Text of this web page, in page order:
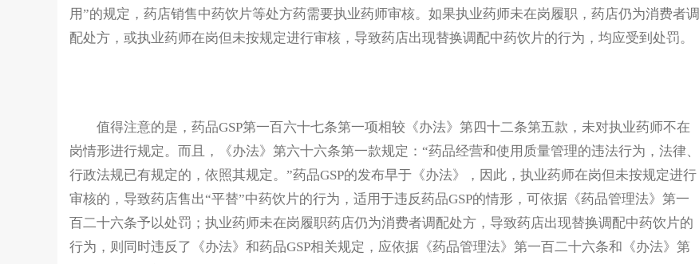
用”的规定，药店销售中药饮片等处方药需要执业药师审核。如果执业药师未在岗履职，药店仍为消费者调
配处方，或执业药师在岗但未按规定进行审核，导致药店出现替换调配中药饮片的行为，均应受到处罚。
值得注意的是，药品GSP第一百六十七条第一项相较《办法》第四十二条第五款，未对执业药师不在
岗情形进行规定。而且，《办法》第六十六条第一款规定：“药品经营和使用质量管理的违法行为，法律、
行政法规已有规定的，依照其规定。”药品GSP的发布早于《办法》，因此，执业药师在岗但未按规定进行
审核的，导致药店售出“平替”中药饮片的行为，适用于违反药品GSP的情形，可依据《药品管理法》第一
百二十六条予以处罚；执业药师未在岗履职药店仍为消费者调配处方，导致药店出现替换调配中药饮片的
行为，则同时违反了《办法》和药品GSP相关规定，应依据《药品管理法》第一百二十六条和《办法》第